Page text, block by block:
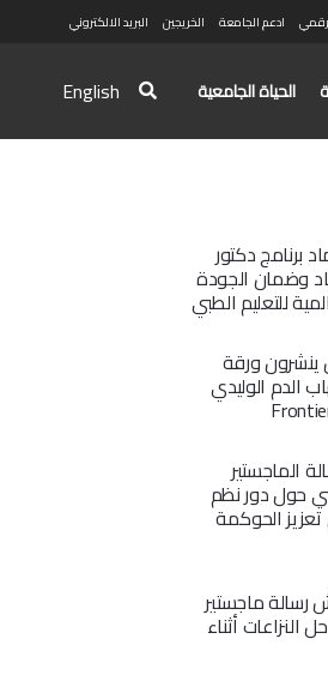
ادعم الجامعة الخريجين البريد الالكتروني
الحياة الجامعية English
برنامج دكتور
وضمان الجودة
للتعليم الطبي
ورقة
الدم الوليدي
الماجستير
حول دور نظم
الحوكمة
رسالة ماجستير
النزاعات أثناء